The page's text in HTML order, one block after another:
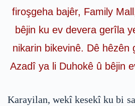
firoşgeha bajêr, Family
bêjin ku ev devera gerîla
nikarin bikevinê. Dê hêzên
Azadî ya li Duhokê û bêjin
Karayilan, wekî kesekî ku bi